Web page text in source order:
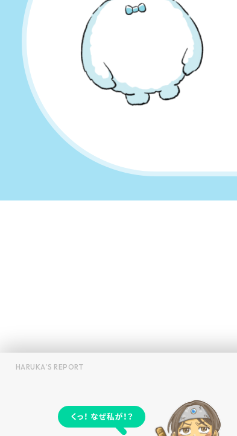
HARUKA’S REPORT